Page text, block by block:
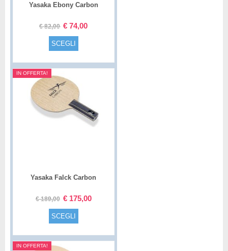
Yasaka Ebony Carbon
€82,00 € 74,00
SCEGLI
IN OFFERTA!
Yasaka Falck Carbon
€189,00 € 175,00
SCEGLI
IN OFFERTA!